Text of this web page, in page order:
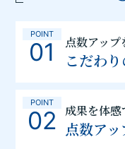
POINT
01 点数アップ
こだわ
POINT
02 成果を体感
点数ア